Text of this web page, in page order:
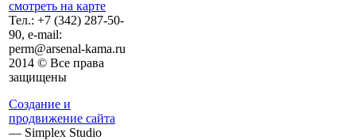
смотреть на карте
Тел.: +7 (342) 287-50-
90, e-mail:
perm@arsenal-kama.ru
2014 © Все права
защищены
Создание и
продвижение сайта
— Simplex Studio